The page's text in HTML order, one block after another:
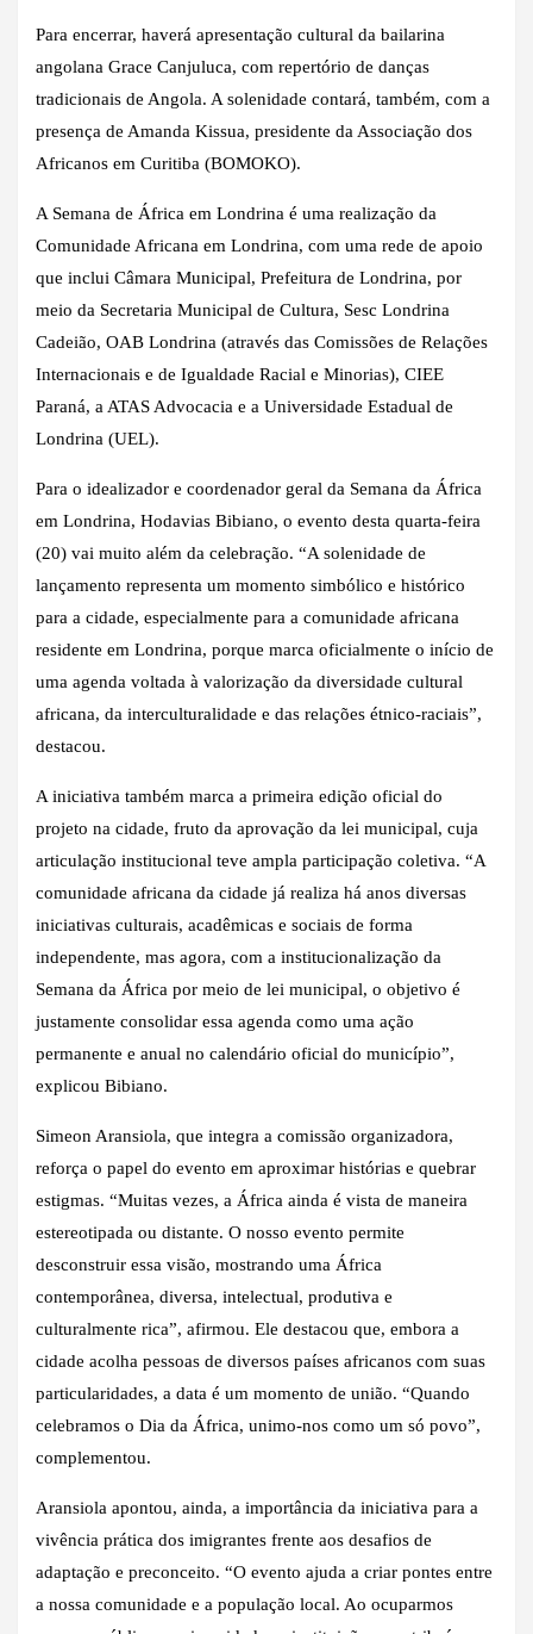
Para encerrar, haverá apresentação cultural da bailarina
angolana Grace Canjuluca, com repertório de danças
tradicionais de Angola. A solenidade contará, também, com a
presença de Amanda Kissua, presidente da Associação dos
Africanos em Curitiba (BOMOKO).
A Semana de África em Londrina é uma realização da
Comunidade Africana em Londrina, com uma rede de apoio
que inclui Câmara Municipal, Prefeitura de Londrina, por
meio da Secretaria Municipal de Cultura, Sesc Londrina
Cadeião, OAB Londrina (através das Comissões de Relações
Internacionais e de Igualdade Racial e Minorias), CIEE
Paraná, a ATAS Advocacia e a Universidade Estadual de
Londrina (UEL).
Para o idealizador e coordenador geral da Semana da África
em Londrina, Hodavias Bibiano, o evento desta quarta-feira
(20) vai muito além da celebração. “A solenidade de
lançamento representa um momento simbólico e histórico
para a cidade, especialmente para a comunidade africana
residente em Londrina, porque marca oficialmente o início de
uma agenda voltada à valorização da diversidade cultural
africana, da interculturalidade e das relações étnico-raciais”,
destacou.
A iniciativa também marca a primeira edição oficial do
projeto na cidade, fruto da aprovação da lei municipal, cuja
articulação institucional teve ampla participação coletiva. “A
comunidade africana da cidade já realiza há anos diversas
iniciativas culturais, acadêmicas e sociais de forma
independente, mas agora, com a institucionalização da
Semana da África por meio de lei municipal, o objetivo é
justamente consolidar essa agenda como uma ação
permanente e anual no calendário oficial do município”,
explicou Bibiano.
Simeon Aransiola, que integra a comissão organizadora,
reforça o papel do evento em aproximar histórias e quebrar
estigmas. “Muitas vezes, a África ainda é vista de maneira
estereotipada ou distante. O nosso evento permite
desconstruir essa visão, mostrando uma África
contemporânea, diversa, intelectual, produtiva e
culturalmente rica”, afirmou. Ele destacou que, embora a
cidade acolha pessoas de diversos países africanos com suas
particularidades, a data é um momento de união. “Quando
celebramos o Dia da África, unimo-nos como um só povo”,
complementou.
Aransiola apontou, ainda, a importância da iniciativa para a
vivência prática dos imigrantes frente aos desafios de
adaptação e preconceito. “O evento ajuda a criar pontes entre
a nossa comunidade e a população local. Ao ocuparmos